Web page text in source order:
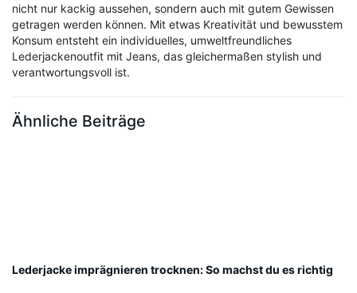
nicht nur kackig aussehen, sondern auch mit gutem Gewissen
getragen werden können. Mit etwas Kreativität und bewusstem
Konsum entsteht ein individuelles, umweltfreundliches
Lederjackenoutfit mit Jeans, das gleichermaßen stylish und
verantwortungsvoll ist.
Ähnliche Beiträge
Lederjacke imprägnieren trocknen: So machst du es richtig